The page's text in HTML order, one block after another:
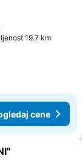
19.7 km
cene